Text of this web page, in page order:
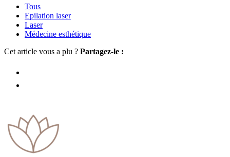
Tous
Epilation laser
Laser
Médecine esthétique
Cet article vous a plu ? Partagez-le :